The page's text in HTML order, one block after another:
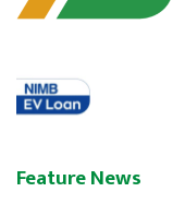
Feature News